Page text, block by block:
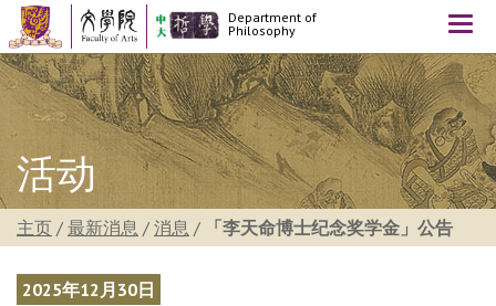
Department of
Philosophy
活动
主页 / 最新消息 / 消息 / 「李天命博士纪念奖学金」公告
2025年12月30日